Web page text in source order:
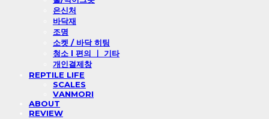
은신처
바닥재
조명
소켓 / 바닥 히팅
청소 l 편의 ㅣ 기타
개인결제창
REPTILE LIFE
SCALES
VANMORI
ABOUT
REVIEW